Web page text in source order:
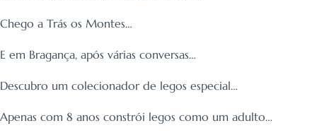
Chego a Trás os Montes…
E em Bragança, após várias conversas…
Descubro um colecionador de legos especial…
Apenas com 8 anos constrói legos como um adulto…